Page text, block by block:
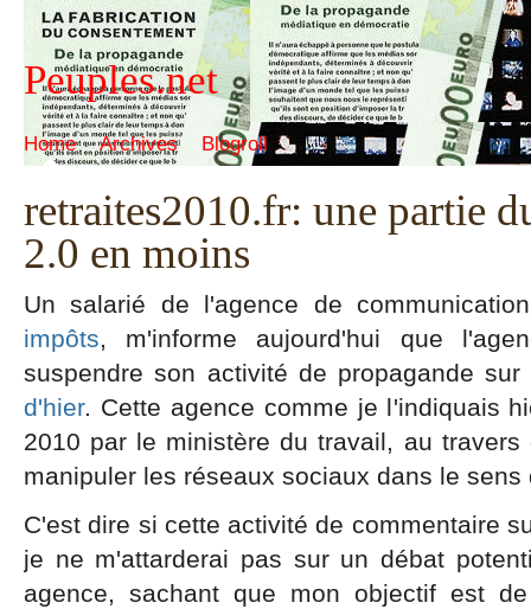
Peuples.net
Home Archives Blogroll
retraites2010.fr: une partie
2.0 en moins
Un salarié de l'agence de
impôts, m'informe aujourd'hui que
suspendre son activité de propagande
d'hier. Cette agence comme je l'indiquais
2010 par le ministère du travail, au
manipuler les réseaux sociaux dans le sens
C'est dire si cette activité de commentaire
je ne m'attarderai pas sur un débat
agence, sachant que mon objectif est